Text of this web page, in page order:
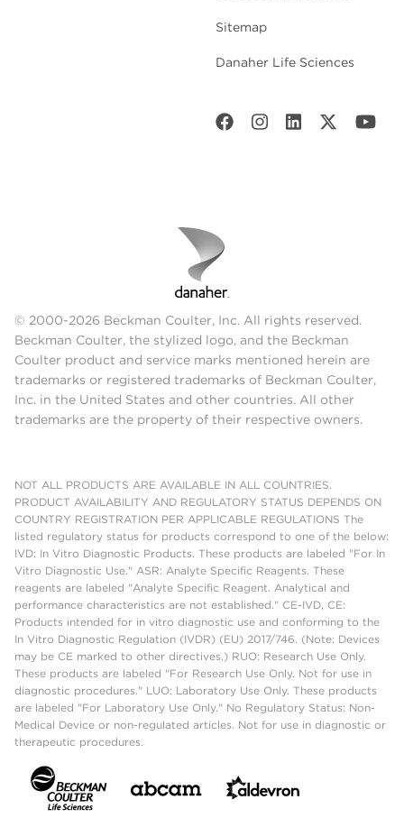
Sitemap
Danaher Life Sciences
© 2000-2026 Beckman Coulter, Inc. All rights reserved.
Beckman Coulter, the stylized logo, and the Beckman
Coulter product and service marks mentioned herein are
trademarks or registered trademarks of Beckman Coulter,
Inc. in the United States and other countries. All other
trademarks are the property of their respective owners.
NOT ALL PRODUCTS ARE AVAILABLE IN ALL COUNTRIES.
PRODUCT AVAILABILITY AND REGULATORY STATUS DEPENDS ON
COUNTRY REGISTRATION PER APPLICABLE REGULATIONS The
listed regulatory status for products correspond to one of the below:
IVD: In Vitro Diagnostic Products. These products are labeled "For In
Vitro Diagnostic Use." ASR: Analyte Specific Reagents. These
reagents are labeled "Analyte Specific Reagent. Analytical and
performance characteristics are not established." CE-IVD, CE:
Products intended for in vitro diagnostic use and conforming to the
In Vitro Diagnostic Regulation (IVDR) (EU) 2017/746. (Note: Devices
may be CE marked to other directives.) RUO: Research Use Only.
These products are labeled "For Research Use Only. Not for use in
diagnostic procedures." LUO: Laboratory Use Only. These products
are labeled "For Laboratory Use Only." No Regulatory Status: Non-
Medical Device or non-regulated articles. Not for use in diagnostic or
therapeutic procedures.